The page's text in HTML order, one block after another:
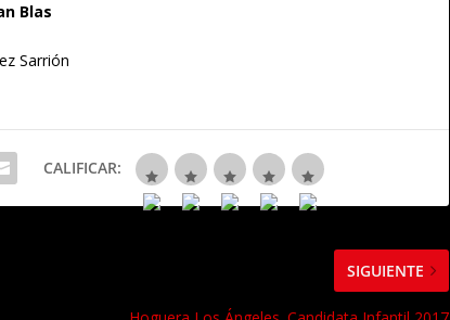
Blas
Sarrión
CALIFICAR:
SIGUIENTE